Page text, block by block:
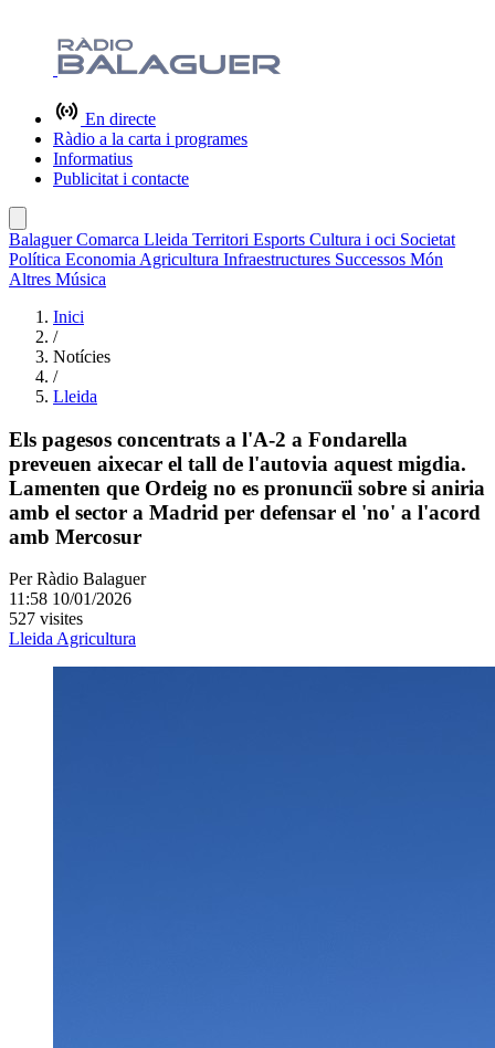
En directe
Ràdio a la carta i programes
Informatius
Publicitat i contacte
BalaguerComarca Lleida Territori Esports Cultura i oci Societat
Política Economia Agricultura Infraestructures Successos Món
Altres Música
Inici
/
Notícies
/
Lleida
Els pagesos concentrats a l'A-2 a Fondarella
preveuen aixecar el tall de l'autovia aquest migdia.
Lamenten que Ordeig no es pronuncïi sobre si aniria
amb el sector a Madrid per defensar el 'no' a l'acord
amb Mercosur
Per Ràdio Balaguer
11:58 10/01/2026
527 visites
LleidaAgricultura